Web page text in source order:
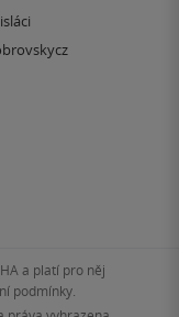
a platí pro něj
podmínky